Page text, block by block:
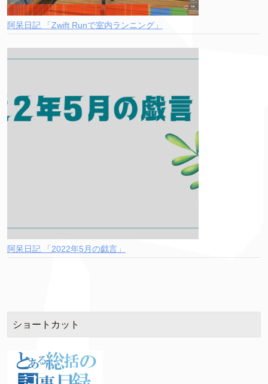
阿呆日記 「Zwift Runで室内ランニング」
阿呆日記 「2022年5月の戯言」
ショートカット